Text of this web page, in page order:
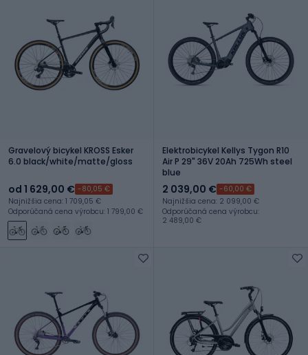
Gravelový bicykel KROSS Esker
6.0 black/white/matte/gloss
od 1 629,00 € -80,05 €
Najnižšia cena: 1 709,05 €
Odporúčaná cena výrobcu: 1 799,00 €
Elektrobicykel Kellys Tygon R10
Air P 29" 36V 20Ah 725Wh steel
blue
2 039,00 € -60,00 €
Najnižšia cena: 2 099,00 €
Odporúčaná cena výrobcu:
2 489,00 €